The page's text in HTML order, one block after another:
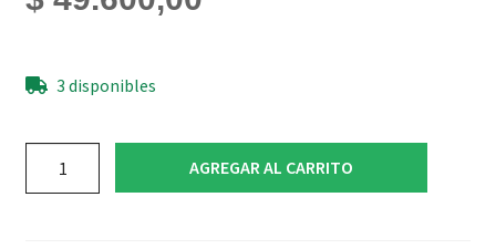
3 disponibles
Hidroponico
AGREGAR AL CARRITO